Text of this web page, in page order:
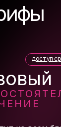
7
8
9
доступ